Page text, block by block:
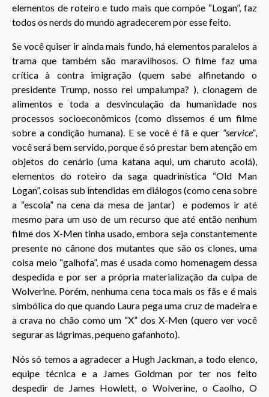
elementos de roteiro e tudo mais que compõe “Logan”, faz
todos os nerds do mundo agradecerem por esse feito.
Se você quiser ir ainda mais fundo, há elementos paralelos a
trama que também são maravilhosos. O filme faz uma
crítica à contra imigração (quem sabe alfinetando o
presidente Trump, nosso rei umpalumpa? ), clonagem de
alimentos e toda a desvinculação da humanidade nos
processos socioeconômicos (como dissemos é um filme
sobre a condição humana). E se você é fã e quer “service”,
você será bem servido, porque é só prestar bem atenção em
objetos do cenário (uma katana aqui, um charuto acolá),
elementos do roteiro da saga quadrinística “Old Man
Logan”, coisas sub intendidas em diálogos (como cena sobre
a “escola” na cena da mesa de jantar) e podemos ir até
mesmo para um uso de um recurso que até então nenhum
filme dos X-Men tinha usado, embora seja constantemente
presente no cânone dos mutantes que são os clones, uma
coisa meio “galhofa”, mas é usada como homenagem dessa
despedida e por ser a própria materialização da culpa de
Wolverine. Porém, nenhuma cena toca mais os fãs e é mais
simbólica do que quando Laura pega uma cruz de madeira e
a crava no chão como um “X” dos X-Men (quero ver você
segurar as lágrimas, pequeno gafanhoto).
Nós só temos a agradecer a Hugh Jackman, a todo elenco,
equipe técnica e a James Goldman por ter nos feito
despedir de James Howlett, o Wolverine, o Caolho, O